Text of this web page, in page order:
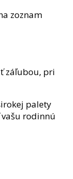
zoznam
záľubou, pri
palety
vašu rodinnú